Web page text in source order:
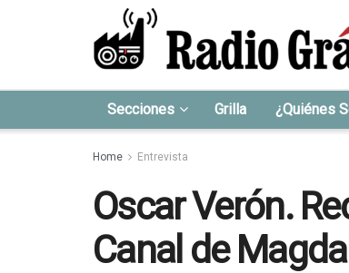
Secciones Grilla ¿Quiénes
Home Entrevista
Oscar Verón.
Canal de